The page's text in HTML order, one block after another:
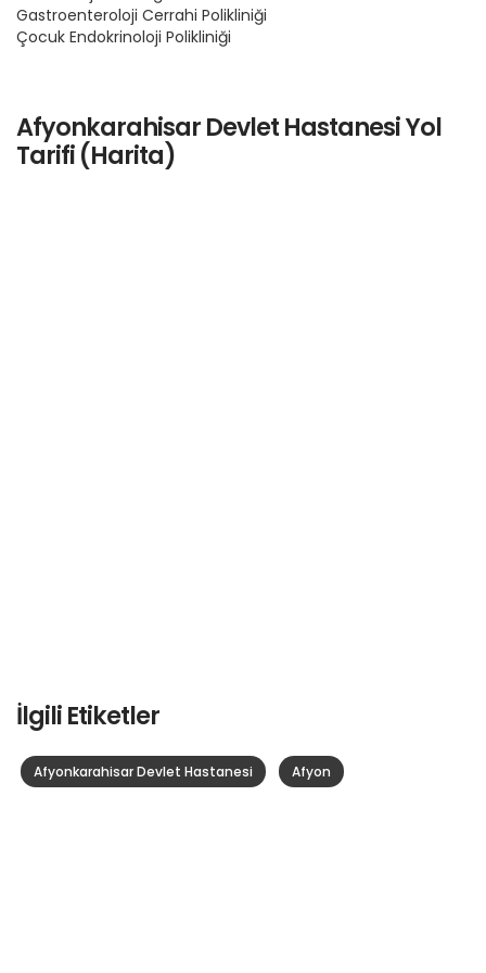
Gastroenteroloji Cerrahi Polikliniği
Çocuk Endokrinoloji Polikliniği
Afyonkarahisar Devlet Hastanesi Yol
Tarifi (Harita)
İlgili Etiketler
Afyonkarahisar Devlet Hastanesi Afyon